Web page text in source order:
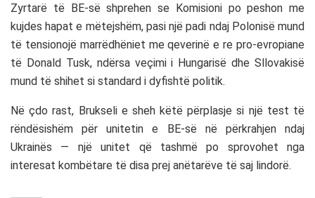
Zyrtarë të BE-së shprehen se Komisioni po peshon me
kujdes hapat e mëtejshëm, pasi një padi ndaj Polonisë mund
të tensionojë marrëdhëniet me qeverinë e re pro-evropiane
të Donald Tusk, ndërsa veçimi i Hungarisë dhe Sllovakisë
mund të shihet si standard i dyfishtë politik.
Në çdo rast, Brukseli e sheh këtë përplasje si një test të
rëndësishëm për unitetin e BE-së në përkrahjen ndaj
Ukrainës — një unitet që tashmë po sprovohet nga
interesat kombëtare të disa prej anëtarëve të saj lindorë.